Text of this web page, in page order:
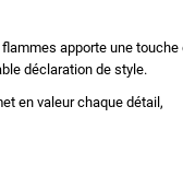
apporte une touche
déclaration de style.
en valeur chaque détail,